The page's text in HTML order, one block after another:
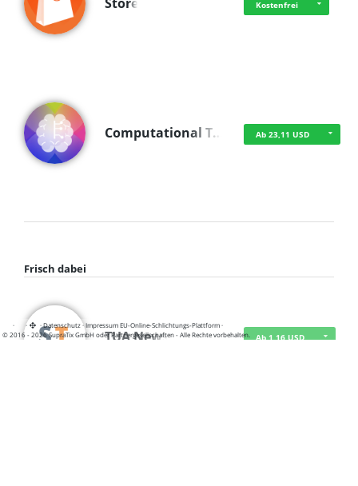
Kostenfrei
Computational T… Ab 23,11 USD
Frisch dabei
TUA News Ab 1,16 USD
· · ·Datenschutz·Impressum EU-Online-Schlichtungs-Plattform·
© 2016 - 2026 SupraTix GmbH oder Partnergesellschaften - Alle Rechte vorbehalten.